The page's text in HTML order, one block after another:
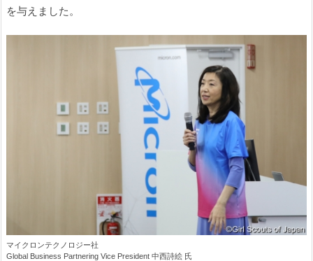
を与えました。
マイクロンテクノロジー社
Global Business Partnering Vice President 中西詩絵 氏